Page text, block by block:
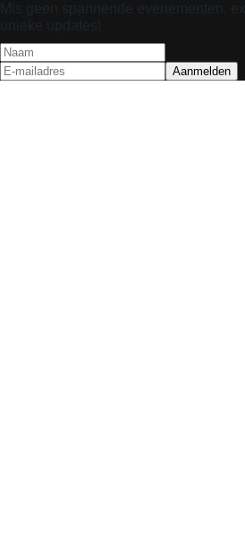
Mis geen spannende evenementen,
unieke updates!